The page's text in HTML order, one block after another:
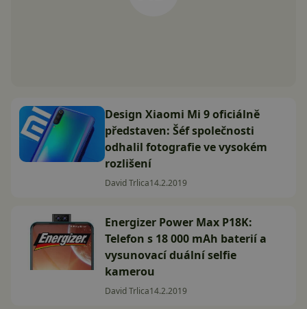
Design Xiaomi Mi 9 oficiálně
představen: Šéf společnosti
odhalil fotografie ve vysokém
rozlišení
David Trlica14.2.2019
Energizer Power Max P18K:
Telefon s 18 000 mAh baterií a
vysunovací duální selfie
kamerou
David Trlica14.2.2019